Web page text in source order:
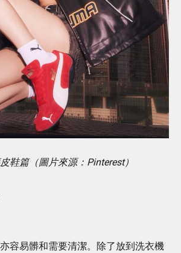
鞋篇（圖片來源：Pinterest）
容易髒和需要清潔。除了放到洗衣機